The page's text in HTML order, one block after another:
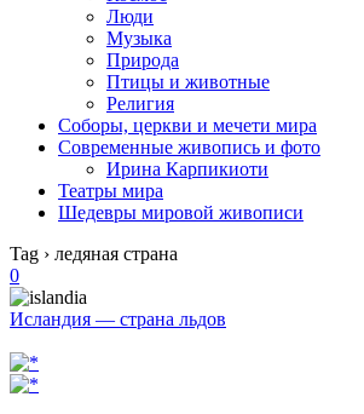
Люди
Музыка
Природа
Птицы и животные
Религия
Соборы, церкви и мечети мира
Современные живопись и фото
Ирина Карпикиоти
Театры мира
Шедевры мировой живописи
Tag › ледяная страна
0
Исландия — страна льдов